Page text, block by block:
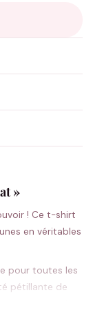
fabrication
»
! Ce t-shirt
en véritables
pour toutes les
pétillante de